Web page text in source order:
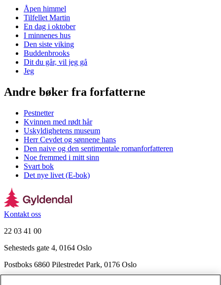
Åpen himmel
Tilfellet Martin
En dag i oktober
I minnenes hus
Den siste viking
Buddenbrooks
Dit du går, vil jeg gå
Jeg
Andre bøker fra forfatterne
Pestnetter
Kvinnen med rødt hår
Uskyldighetens museum
Herr Cevdet og sønnene hans
Den naive og den sentimentale romanforfatteren
Noe fremmed i mitt sinn
Svart bok
Det nye livet (E-bok)
Kontakt oss
22 03 41 00
Sehesteds gate 4, 0164 Oslo
Postboks 6860 Pilestredet Park, 0176 Oslo